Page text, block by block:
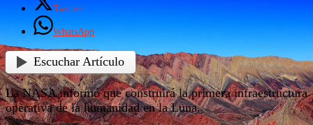
Twitter
WhatsApp
Escuchar Artículo
La NASA informó que construirá la primera infraestructura
operativa de la humanidad en la Luna.